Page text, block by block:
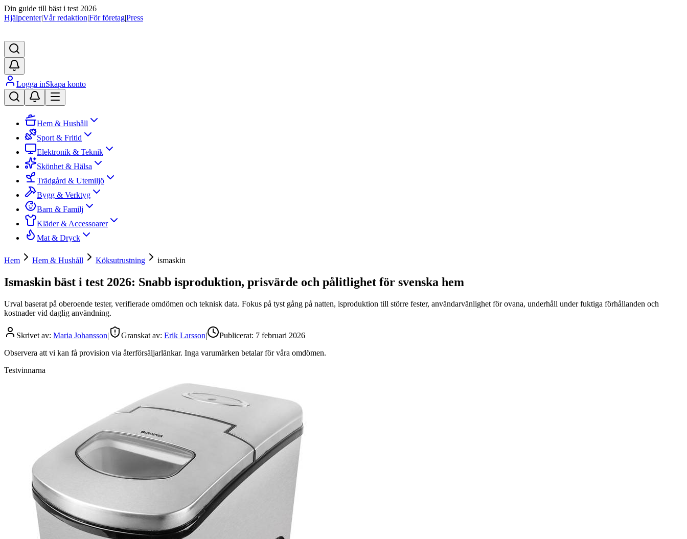
Din guide till bäst i test 2026
Hjälpcenter|Vår redaktion|För företag|Press
Logga inSkapa konto
Hem & Hushåll
Sport & Fritid
Elektronik & Teknik
Skönhet & Hälsa
Trädgård & Utemiljö
Bygg & Verktyg
Barn & Familj
Kläder & Accessoarer
Mat & Dryck
Hem Hem & Hushåll Köksutrustning ismaskin
Ismaskin bäst i test 2026: Snabb isproduktion, prisvärde och pålitlighet för svenska hem
Urval baserat på oberoende tester, verifierade omdömen och teknisk data. Fokus på tyst gång på natten, isproduktion till större fester, användarvänlighet för ovana, underhåll under fuktiga förhållanden och
kostnader vid daglig användning.
Skrivet av: Maria Johansson| Granskat av: Erik Larsson| Publicerat: 7 februari 2026
Observera att vi kan få provision via återförsäljarlänkar. Inga varumärken betalar för våra omdömen.
Testvinnarna